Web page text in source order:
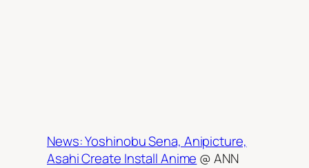
News: Yoshinobu Sena, Anipicture,
Asahi Create Install Anime @ ANN